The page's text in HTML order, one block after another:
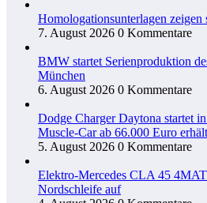
Homologationsunterlagen zeigen
7. August 2026 0 Kommentare
BMW startet Serienproduktion
München
6. August 2026 0 Kommentare
Dodge Charger Daytona startet
Muscle-Car ab 66.000 Euro
5. August 2026 0 Kommentare
Elektro-Mercedes CLA 45
Nordschleife auf